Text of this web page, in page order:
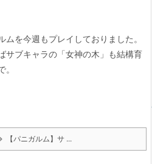
ムを今週もプレイしておりました。
サブキャラの「女神の木」も結構育
。
【パニガルム】サ ...